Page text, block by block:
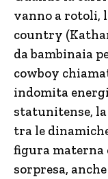
vanno a rotoli,
country
da bambinaia
cowboy
indomita
statunitense,
tra le
figura materna
sorpresa,